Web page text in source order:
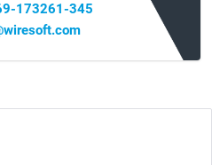
173261-345